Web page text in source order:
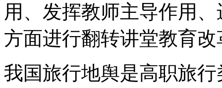
用、发挥教师主导作用
方面进行翻转讲堂教育
我国旅行地舆是高职旅